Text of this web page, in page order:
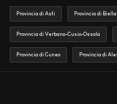
Provincia di Asti Provincia di Biella
Provincia di Verbano-Cusio-Ossola
Provincia di Cuneo Provincia di